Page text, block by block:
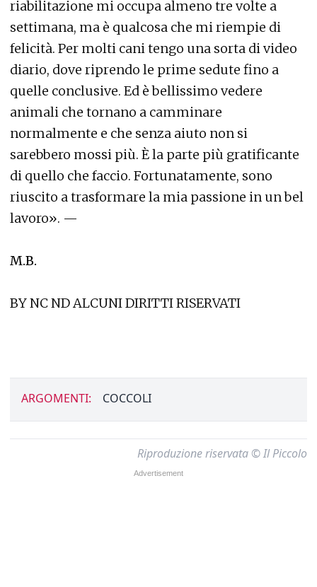
riabilitazione mi occupa almeno tre volte a
settimana, ma è qualcosa che mi riempie di
felicità. Per molti cani tengo una sorta di video
diario, dove riprendo le prime sedute fino a
quelle conclusive. Ed è bellissimo vedere
animali che tornano a camminare
normalmente e che senza aiuto non si
sarebbero mossi più. È la parte più gratificante
di quello che faccio. Fortunatamente, sono
riuscito a trasformare la mia passione in un bel
lavoro». —
M.B.
BY NC ND ALCUNI DIRITTI RISERVATI
ARGOMENTI: COCCOLI
Riproduzione riservata © Il Piccolo